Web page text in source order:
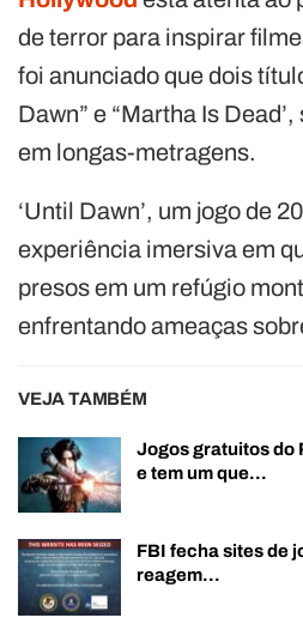
de terror para inspirar
foi anunciado que dois
Dawn” e “Martha Is
em longas-metragens.
‘Until Dawn’, um jogo de
experiência imersiva em
presos em um refúgio
enfrentando ameaças
VEJA TAMBÉM
Jogos gratuitos do
e tem um que…
FBI fecha sites de
reagem…